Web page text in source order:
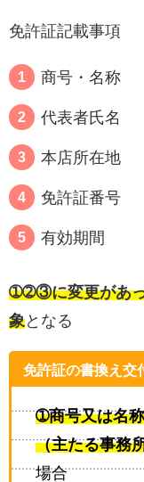
免許証記載事項
商号・名称
代表者氏名
本店所在地
免許証番号
有効期間
➀➁③に変更があっ
象となる
免許証の書換え交
➀商号又は名
（主たる事務
場合